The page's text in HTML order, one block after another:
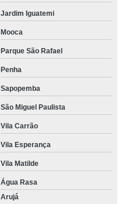
Jardim Iguatemi
Mooca
Parque São Rafael
Penha
Sapopemba
São Miguel Paulista
Vila Carrão
Vila Esperança
Vila Matilde
Água Rasa
Arujá